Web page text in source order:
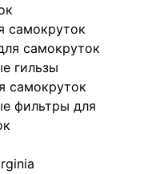
самокруток
самокруток
гильзы
самокруток
фильтры для